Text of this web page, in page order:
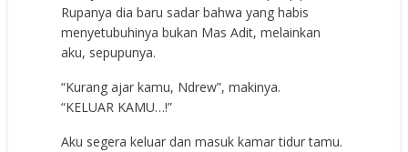
Rupanya dia baru sadar bahwa yang habis
menyetubuhinya bukan Mas Adit, melainkan
aku, sepupunya.
“Kurang ajar kamu, Ndrew”, makinya.
“KELUAR KAMU…!”
Aku segera keluar dan masuk kamar tidur tamu.